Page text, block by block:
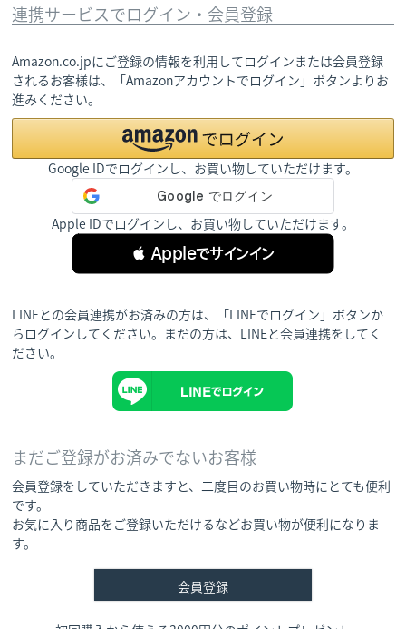
連携サービスでログイン・会員登録
Apple IDでログインし、お買い物していただけます。
 Appleでサインイン
Google IDでログインし、お買い物していただけます。
Amazon.co.jpにご登録の情報を利用してログインまたは会員登録
されるお客様は、「Amazonアカウントでログイン」ボタンよりお
進みください。
LINEとの会員連携がお済みの方は、「LINEでログイン」ボタンか
らログインしてください。まだの方は、 LINEと会員連携をしてく
ださい。
まだご登録がお済みでないお客様
会員登録をしていただきますと、二度目のお買い物時にとても便利
です。
お気に入り商品をご登録いただけるなどお買い物が便利になりま
す。
会員登録